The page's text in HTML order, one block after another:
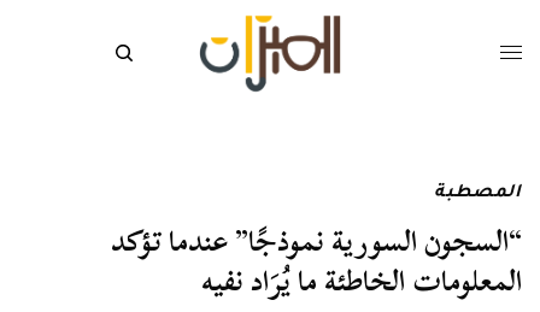
المصطبة
“السجون السورية نموذجًا” عندما تؤكد
المعلومات الخاطئة ما يُرَاد نفيه